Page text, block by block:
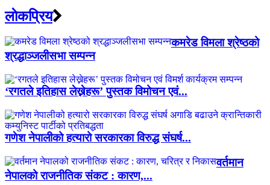
लाेकप्रिय
कमरेड विमला श्रेष्ठको
श्रद्धाञ्जलीसभा सम्पन्न
‘रगतले इतिहास लेख्नेहरू’ पुस्तक विमोचन एवं...
गणेश नेपालीको हत्यारो सरकारका विरुद्ध संघर्ष...
वर्तमान
नेपालको राजनीतिक संकट : कारण,...